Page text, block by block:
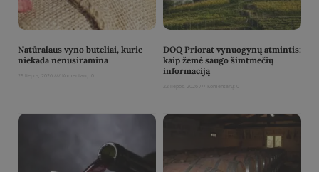
Natūralaus vyno buteliai, kurie
niekada nenusiramina
DOQ Priorat vynuogynų atmintis:
kaip žemė saugo šimtmečių
informaciją